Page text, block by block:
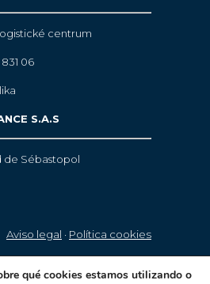
centrum
06
S.A.S
de Sébastopol
Aviso legal · Política cookies
qué cookies estamos utilizando o